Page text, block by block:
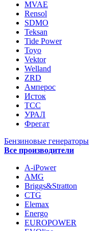
MVAE
Rensol
SDMO
Teksan
Tide Power
Toyo
Vektor
Welland
ZRD
Амперос
Исток
ТСС
УРАЛ
Фрегат
Бензиновые генераторы
Все производители
A-iPower
AMG
Briggs&Stratton
CTG
Elemax
Energo
EUROPOWER